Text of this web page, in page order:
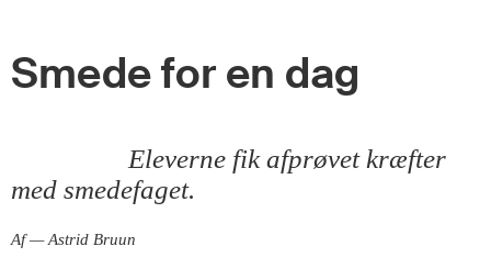
Smede for en dag
Eleverne fik afprøvet kræfter
med smedefaget.
Af — Astrid Bruun